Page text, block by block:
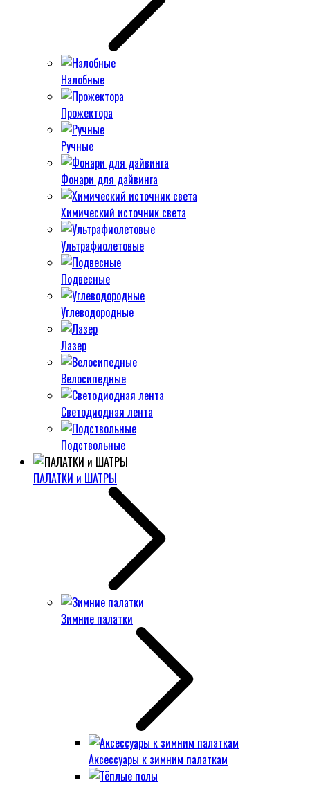
Налобные
Прожектора
Ручные
Фонари для дайвинга
Химический источник света
Ультрафиолетовые
Подвесные
Углеводородные
Лазер
Велосипедные
Светодиодная лента
Подствольные
ПАЛАТКИ и ШАТРЫ
Зимние палатки
Аксессуары к зимним палаткам